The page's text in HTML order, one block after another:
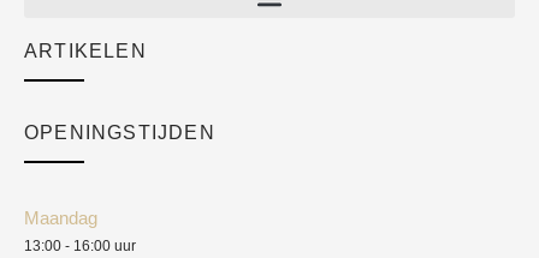
Academy
ARTIKELEN
OPENINGSTIJDEN
Maandag
13:00 - 16:00 uur